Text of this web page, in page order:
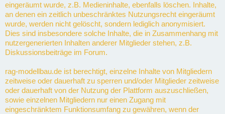
eingeräumt wurde, z.B. Medieninhalte, ebenfalls löschen. Inhalte,
an denen ein zeitlich unbeschränktes Nutzungsrecht eingeräumt
wurde, werden nicht gelöscht, sondern lediglich anonymisiert.
Dies sind insbesondere solche Inhalte, die in Zusammenhang mit
nutzergenerierten Inhalten anderer Mitglieder stehen, z.B.
Diskussionsbeiträge im Forum.
rag-modellbau.de ist berechtigt, einzelne Inhalte von Mitgliedern
zeitweise oder dauerhaft zu sperren und/oder Mitglieder zeitweise
oder dauerhaft von der Nutzung der Plattform auszuschließen,
sowie einzelnen Mitgliedern nur einen Zugang mit
eingeschränktem Funktionsumfang zu gewähren, wenn der